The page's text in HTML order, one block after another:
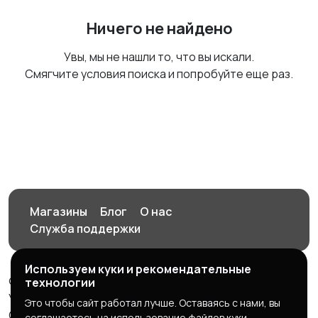
Ничего не найдено
Увы, мы не нашли то, что вы искали.
Смягчите условия поиска и попробуйте еще раз.
Магазины Блог
О нас
Служба поддержки
© 2026 Орен-АЙ - Авто | Недвижимость | Работа |
Услуги
Используем куки и рекомендательные
технологии
Это чтобы сайт работал лучше. Оставаясь с нами, вы